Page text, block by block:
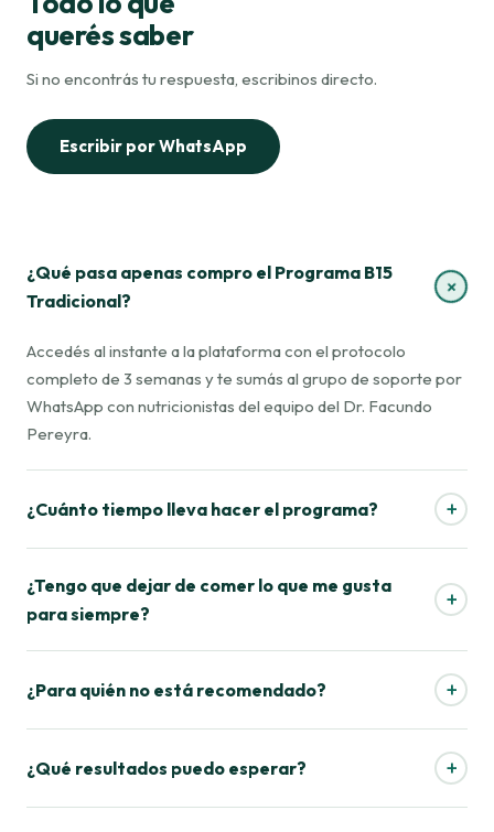
querés saber
Si no encontrás tu respuesta, escribinos directo.
Escribir por WhatsApp
¿Qué pasa apenas compro el Programa B15
Tradicional?
+
Accedés al instante a la plataforma con el protocolo
completo de 3 semanas y te sumás al grupo de soporte por
WhatsApp con nutricionistas del equipo del Dr. Facundo
Pereyra.
¿Cuánto tiempo lleva hacer el programa? +
¿Tengo que dejar de comer lo que me gusta
para siempre?
+
¿Para quién no está recomendado? +
¿Qué resultados puedo esperar? +